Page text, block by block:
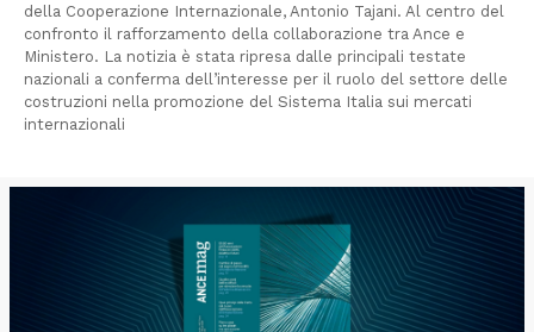
della Cooperazione Internazionale, Antonio Tajani. Al centro del
confronto il rafforzamento della collaborazione tra Ance e
Ministero. La notizia è stata ripresa dalle principali testate
nazionali a conferma dell’interesse per il ruolo del settore delle
costruzioni nella promozione del Sistema Italia sui mercati
internazionali